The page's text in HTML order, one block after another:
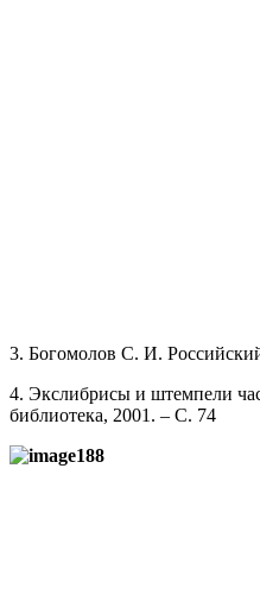
3. Богомолов С. И.
4. Экслибрисы и штемпели
библиотека, 2001. – С. 74